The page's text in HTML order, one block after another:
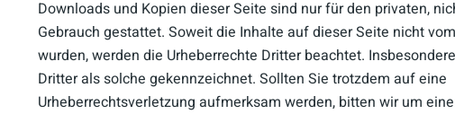
Downloads und Kopien dieser Seite sind nur für den privaten,
Gebrauch gestattet. Soweit die Inhalte auf dieser Seite nicht
wurden, werden die Urheberrechte Dritter beachtet.
Dritter als solche gekennzeichnet. Sollten Sie trotzdem auf eine
Urheberrechtsverletzung aufmerksam werden, bitten wir um